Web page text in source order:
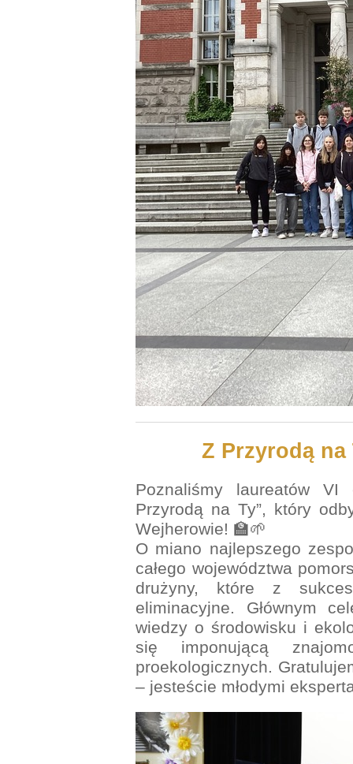
Z Przyrodą na
Poznaliśmy laureatów VI
Przyrodą na Ty”, który
Wejherowie! 🏫🌱
O miano najlepszego
całego województwa
drużyny, które z
eliminacyjne. Głównym
wiedzy o środowisku i
się imponującą
proekologicznych.
– jesteście młodymi